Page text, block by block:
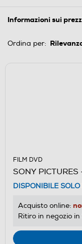
Informazioni sui
Ordina per:
FILM DVD
SONY
DISPONIBILE
Acquisto online:
Ritiro in negozio